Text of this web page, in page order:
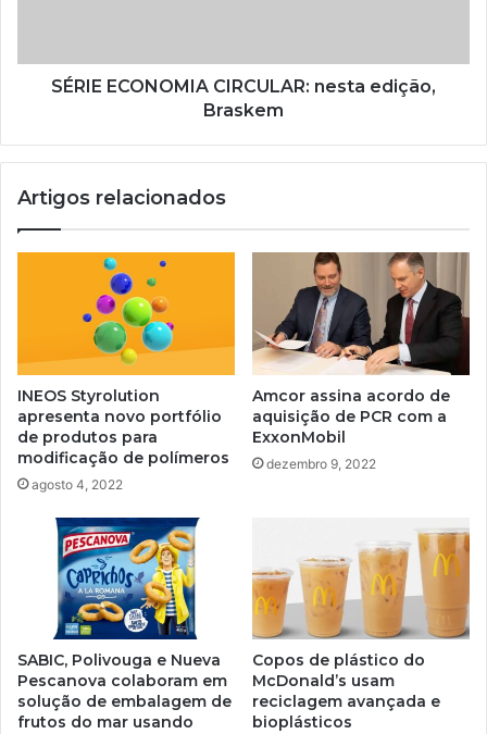
SÉRIE ECONOMIA CIRCULAR: nesta edição,
Braskem
Artigos relacionados
INEOS Styrolution
apresenta novo portfólio
de produtos para
modificação de polímeros
agosto 4, 2022
Amcor assina acordo de
aquisição de PCR com a
ExxonMobil
dezembro 9, 2022
SABIC, Polivouga e Nueva
Pescanova colaboram em
solução de embalagem de
frutos do mar usando
Copos de plástico do
McDonald’s usam
reciclagem avançada e
bioplásticos